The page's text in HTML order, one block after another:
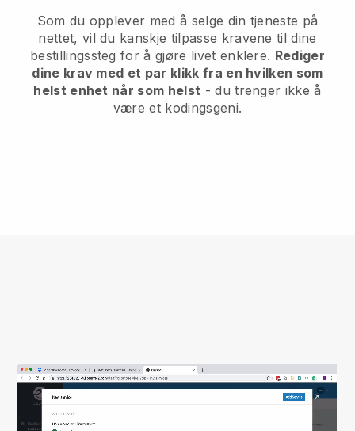
Som du opplever med å selge din tjeneste på
nettet, vil du kanskje tilpasse kravene til dine
bestillingssteg for å gjøre livet enklere. Rediger
dine krav med et par klikk fra en hvilken som
helst enhet når som helst - du trenger ikke å
være et kodingsgeni.